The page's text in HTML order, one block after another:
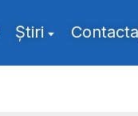
Ştiri